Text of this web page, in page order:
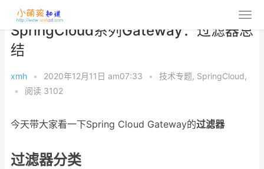
SpringCloud系列Gateway：过滤器总
结
xmh • 2020年12月11日 am07:33 • 技术专题, SpringCloud,
•
阅读 3102
今天带大家看一下Spring Cloud Gateway的过滤器
过滤器分类